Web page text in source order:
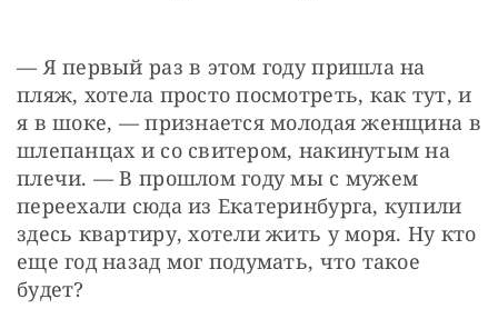
— Я первый раз в этом году пришла на
пляж, хотела просто посмотреть, как тут, и
я в шоке, — признается молодая женщина в
шлепанцах и со свитером, накинутым на
плечи. — В прошлом году мы с мужем
переехали сюда из Екатеринбурга, купили
здесь квартиру, хотели жить у моря. Ну кто
еще год назад мог подумать, что такое
будет?